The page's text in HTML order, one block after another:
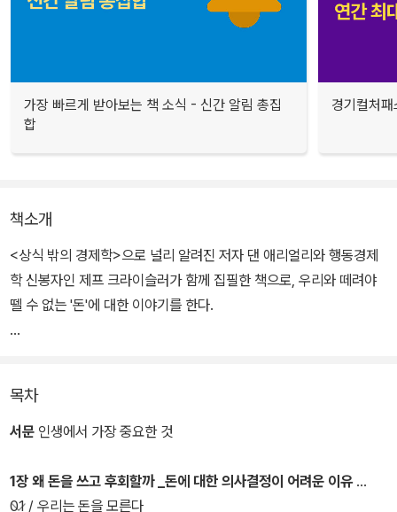
가장 빠르게 받아보는 책 소식 - 신간 알림 총집
합
경기컬처
책소개
<상식 밖의 경제학>으로 널리 알려진 저자 댄 애리얼리와 행동경제
학 신봉자인 제프 크라이슬러가 함께 집필한 책으로, 우리와 떼려야
뗄 수 없는 '돈'에 대한 이야기를 한다.
후에 지불을 유도하는 판매 방식까지 일상의 돈과 관련된 온갖 주제
들을 광범위하게 다룸으로써 사람들의 지출습관이 어떤 식으로 과소
아울러 우리에게 불리한 방향으로 작동하는 감정의 여러 힘들의 정체
목차
서문 인생에서 가장 중요한 것
1장 왜 돈을 쓰고 후회할까 _돈에 대한 의사결정이 어려운 이유
01 / 우리는 돈을 모른다